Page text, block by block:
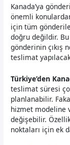
Kanada’ya
önemli
için tüm
doğru değildir.
gönderinin çıkış
teslimat
Türkiye’den
teslimat süresi
planlanabilir.
hizmet modeline
değişebilir.
noktaları için ek